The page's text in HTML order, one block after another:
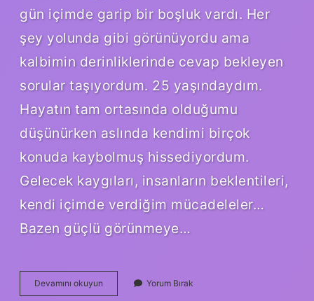
gün içimde garip bir boşluk vardı. Her
şey yolunda gibi görünüyordu ama
kalbimin derinliklerinde cevap bekleyen
sorular taşıyordum. 25 yaşındaydım.
Hayatın tam ortasında olduğumu
düşünürken aslında kendimi birçok
konuda kaybolmuş hissediyordum.
Gelecek kaygıları, insanların beklentileri,
kendi içimde verdiğim mücadeleler…
Bazen güçlü görünmeye…
Devamını okuyun
ı
Yorum Bırak